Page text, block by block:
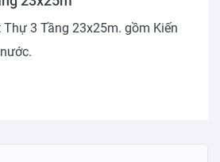
Thự 3 Tầng 23x25m. gồm Kiến